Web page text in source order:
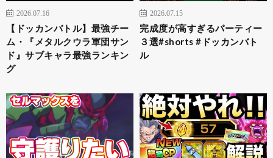
2026.07.16
【ドッカンバトル】最強チー
ム・『メタルクウラ軍団サン
ド』サブキャラ最強ランキン
グ
2026.07.15
完成度が高すぎるパーティー
３選#shorts #ドッカンバト
ル